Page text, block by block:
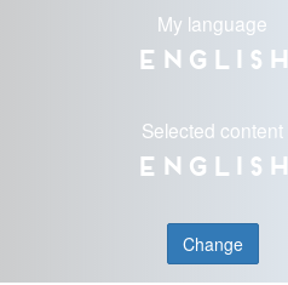
My language
English
Selected content
English
Change